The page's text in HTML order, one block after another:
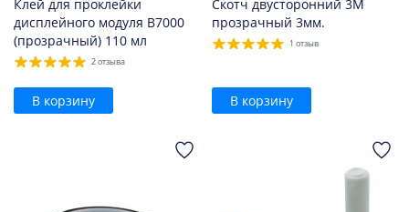
Клей для проклейки
дисплейного модуля B7000
(прозрачный) 110 мл
2 отзыва
В корзину
Скотч двусторонний 3M
прозрачный 3мм.
1 отзыв
В корзину